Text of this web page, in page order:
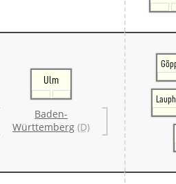
Ulm
Baden-
Württemberg (D)